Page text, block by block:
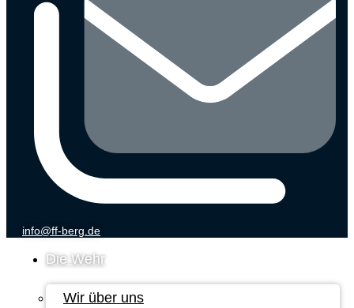
info@ff-berg.de
Die Wehr
Wir über uns